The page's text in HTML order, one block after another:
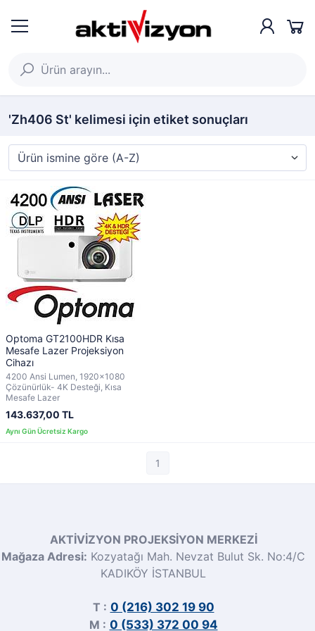
'Zh406 St' kelimesi için etiket sonuçları
Optoma GT2100HDR Kısa
Mesafe Lazer Projeksiyon
Cihazı
4200 Ansi Lumen, 1920x1080
Çözünürlük- 4K Desteği, Kısa
Mesafe Lazer
143.637,00 TL
1
AKTİVİZYON PROJEKSİYON MERKEZİ
Mağaza Adresi: Kozyatağı Mah. Nevzat Bulut Sk. No:4/C
KADIKÖY İSTANBUL
T : 0 (216) 302 19 90
M : 0 (533) 372 00 94